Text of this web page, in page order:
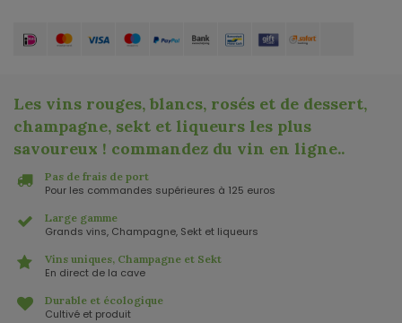
Les vins rouges, blancs, rosés et de dessert,
champagne, sekt et liqueurs les plus
savoureux ! commandez du vin en ligne..
Pas de frais de port
Pour les commandes supérieures à 125 euros
Large gamme
Grands vins, Champagne, Sekt et liqueurs
Vins uniques, Champagne et Sekt
En direct de la cave
Durable et écologique
Cultivé et produit